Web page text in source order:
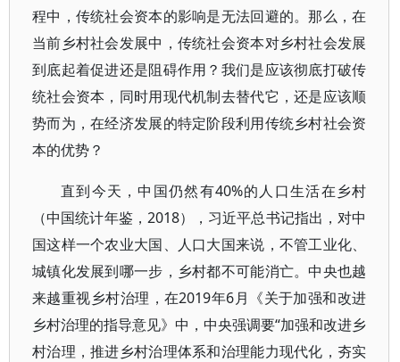
程中，传统社会资本的影响是无法回避的。那么，在
当前乡村社会发展中，传统社会资本对乡村社会发展
到底起着促进还是阻碍作用？我们是应该彻底打破传
统社会资本，同时用现代机制去替代它，还是应该顺
势而为，在经济发展的特定阶段利用传统乡村社会资
本的优势？
直到今天，中国仍然有40%的人口生活在乡村
（中国统计年鉴，2018），习近平总书记指出，对中
国这样一个农业大国、人口大国来说，不管工业化、
城镇化发展到哪一步，乡村都不可能消亡。中央也越
来越重视乡村治理，在2019年6月《关于加强和改进
乡村治理的指导意见》中，中央强调要“加强和改进乡
村治理，推进乡村治理体系和治理能力现代化，夯实